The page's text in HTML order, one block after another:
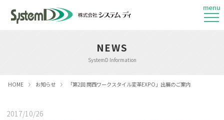
menu
NEWS
SystemD Information
HOME お知らせ 「第2回 関西ワークスタイル変革EXPO」出展のご案内
2017/10/26